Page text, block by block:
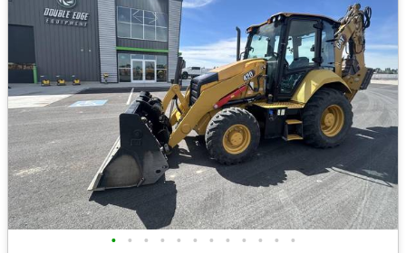
• • • • • • • • • • • •